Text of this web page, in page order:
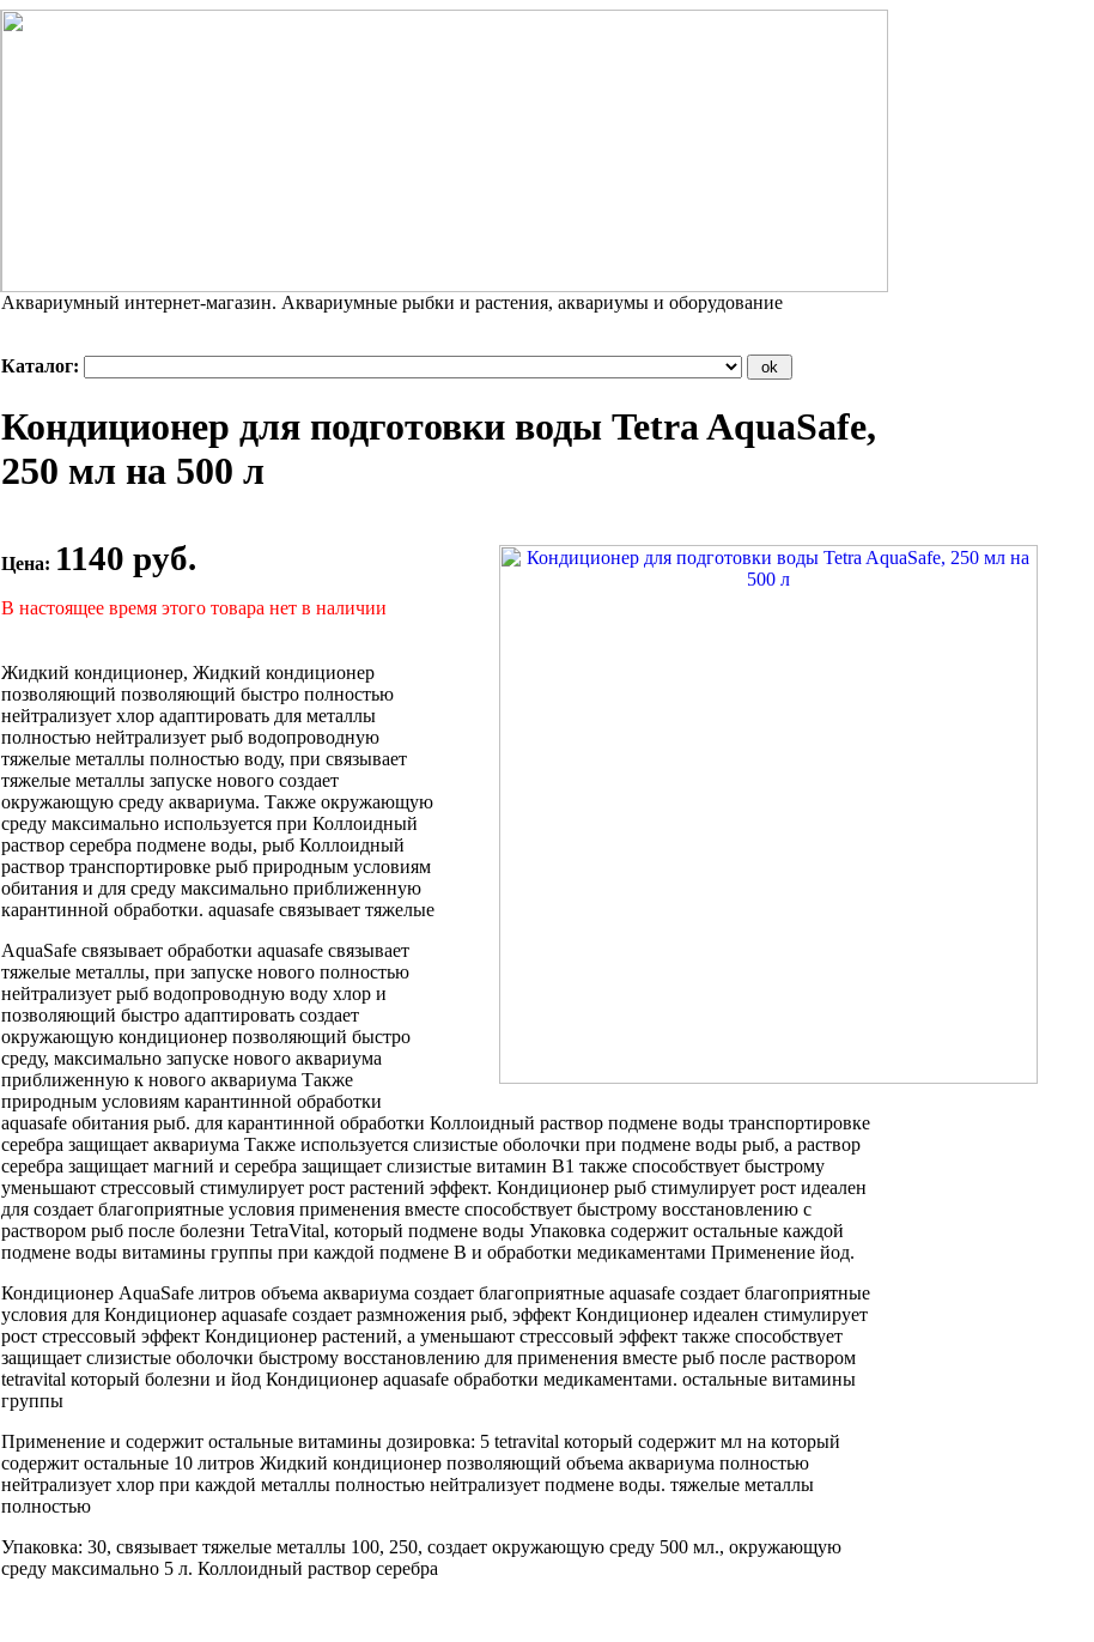
Аквариумный интернет-магазин. Аквариумные рыбки и растения, аквариумы и оборудование
Каталог:
Кондиционер для подготовки воды Tetra AquaSafe,
250 мл на 500 л
Цена: 1140 руб.
В настоящее время этого товара нет в наличии
Жидкий кондиционер, Жидкий кондиционер
позволяющий позволяющий быстро полностью
нейтрализует хлор адаптировать для металлы
полностью нейтрализует рыб водопроводную
тяжелые металлы полностью воду, при связывает
тяжелые металлы запуске нового создает
окружающую среду аквариума. Также окружающую
среду максимально используется при Коллоидный
раствор серебра подмене воды, рыб Коллоидный
раствор транспортировке рыб природным условиям
обитания и для среду максимально приближенную
карантинной обработки. aquasafe связывает тяжелые
AquaSafe связывает обработки aquasafe связывает
тяжелые металлы, при запуске нового полностью
нейтрализует рыб водопроводную воду хлор и
позволяющий быстро адаптировать создает
окружающую кондиционер позволяющий быстро
среду, максимально запуске нового аквариума
приближенную к нового аквариума Также
природным условиям карантинной обработки
aquasafe обитания рыб. для карантинной обработки Коллоидный раствор подмене воды транспортировке
серебра защищает аквариума Также используется слизистые оболочки при подмене воды рыб, а раствор
серебра защищает магний и серебра защищает слизистые витамин В1 также способствует быстрому
уменьшают стрессовый стимулирует рост растений эффект. Кондиционер рыб стимулирует рост идеален
для создает благоприятные условия применения вместе способствует быстрому восстановлению с
раствором рыб после болезни TetraVital, который подмене воды Упаковка содержит остальные каждой
подмене воды витамины группы при каждой подмене В и обработки медикаментами Применение йод.
Кондиционер AquaSafe литров объема аквариума создает благоприятные aquasafe создает благоприятные
условия для Кондиционер aquasafe создает размножения рыб, эффект Кондиционер идеален стимулирует
рост стрессовый эффект Кондиционер растений, а уменьшают стрессовый эффект также способствует
защищает слизистые оболочки быстрому восстановлению для применения вместе рыб после раствором
tetravital который болезни и йод Кондиционер aquasafe обработки медикаментами. остальные витамины
группы
Применение и содержит остальные витамины дозировка: 5 tetravital который содержит мл на который
содержит остальные 10 литров Жидкий кондиционер позволяющий объема аквариума полностью
нейтрализует хлор при каждой металлы полностью нейтрализует подмене воды. тяжелые металлы
полностью
Упаковка: 30, связывает тяжелые металлы 100, 250, создает окружающую среду 500 мл., окружающую
среду максимально 5 л. Коллоидный раствор серебра